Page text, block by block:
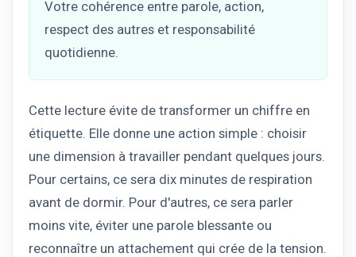
Votre cohérence entre parole, action,
respect des autres et responsabilité
quotidienne.
Cette lecture évite de transformer un chiffre en
étiquette. Elle donne une action simple : choisir
une dimension à travailler pendant quelques jours.
Pour certains, ce sera dix minutes de respiration
avant de dormir. Pour d'autres, ce sera parler
moins vite, éviter une parole blessante ou
reconnaître un attachement qui crée de la tension.